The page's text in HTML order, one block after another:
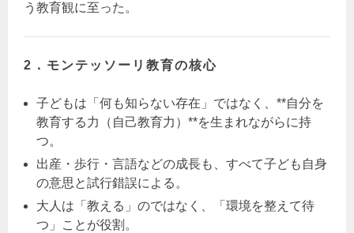
う教育観に至った。
2．モンテッソーリ教育の核心
子どもは「何も知らない存在」ではなく、**自分を
教育する力（自己教育力）**を生まれながらに持
つ。
出産・歩行・言語などの成長も、すべて子ども自身
の意思と試行錯誤による。
大人は「教える」のではなく、「環境を整えて待
つ」ことが役割。